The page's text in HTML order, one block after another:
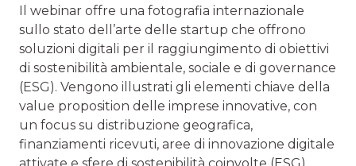
Il webinar offre una fotografia internazionale
sullo stato dell’arte delle startup che offrono
soluzioni digitali per il raggiungimento di obiettivi
di sostenibilità ambientale, sociale e di governance
(ESG). Vengono illustrati gli elementi chiave della
value proposition delle imprese innovative, con
un focus su distribuzione geografica,
finanziamenti ricevuti, aree di innovazione digitale